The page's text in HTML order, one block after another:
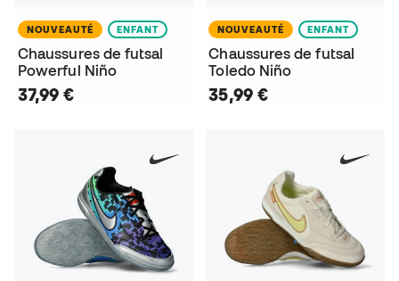
NOUVEAUTÉ ENFANT
Chaussures de futsal
Powerful Niño
37,99 €
NOUVEAUTÉ ENFANT
Chaussures de futsal
Toledo Niño
35,99 €